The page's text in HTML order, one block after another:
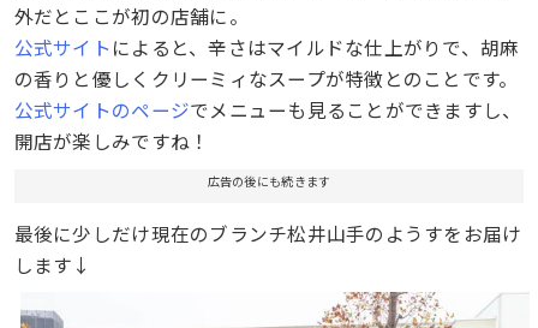
外だとここが初の店舗に。
公式サイト によると、辛さはマイルドな仕上がりで、胡麻
の香りと優しくクリーミィなスープが特徴とのことです。
公式サイトのページでメニューも見ることができますし、
開店が楽しみですね！
広告の後にも続きます
最後に少しだけ現在のブランチ松井山手のようすをお届け
します↓